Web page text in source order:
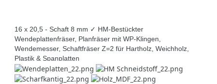
16 x 20,5 - Schaft 8 mm ✓ HM-Bestückter
Wendeplattenfräser, Planfräser mit WP-Klingen,
Wendemesser, Schaftfräser Z=2 für Hartholz, Weichholz,
Plastik & Spanplatten